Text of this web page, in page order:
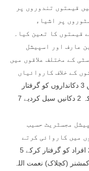
قیمتوں تندوروں پر
پر اشیاء
قیمتوں کا تعین کیا۔
عارف اور اسپیشل
کے مختلف علاقوں میں
کے خلاف کاروائیاں
کرتے ہوے 23 دکانوں کا معائنہ کیا جس میں 3 دکانداروں کو گرفتار
کرکے 2 دکانداروں کو جیل منتقل کردہے.جبکہ 2 دکانیں سیل کردیے 7
مجسٹریٹ حسیب
میں کاروائی کرتے
ہوے ہوے 22 دکانوں کا دورہ کیا جس میں 2 افراد کو گرفتار کرکے 5
(کچلاک) نعمت اللہ